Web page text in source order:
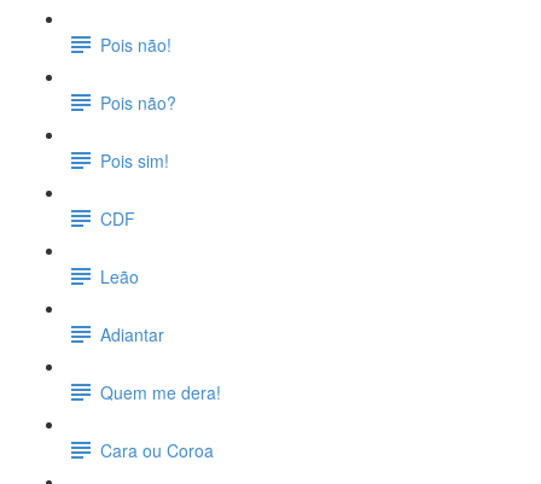
Pois não!
Pois não?
Pois sim!
CDF
Leão
Adiantar
Quem me dera!
Cara ou Coroa